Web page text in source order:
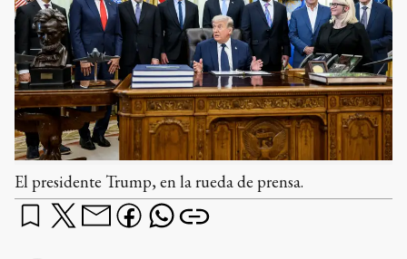
El presidente Trump, en la rueda de prensa.